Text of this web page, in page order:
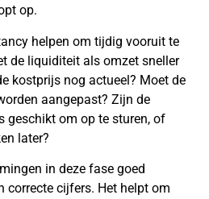
op.
helpen om tijdig vooruit te
de liquiditeit als omzet sneller
kostprijs nog actueel? Moet de
aangepast? Zijn de
geschikt om op te sturen, of
later?
in deze fase goed
correcte cijfers. Het helpt om